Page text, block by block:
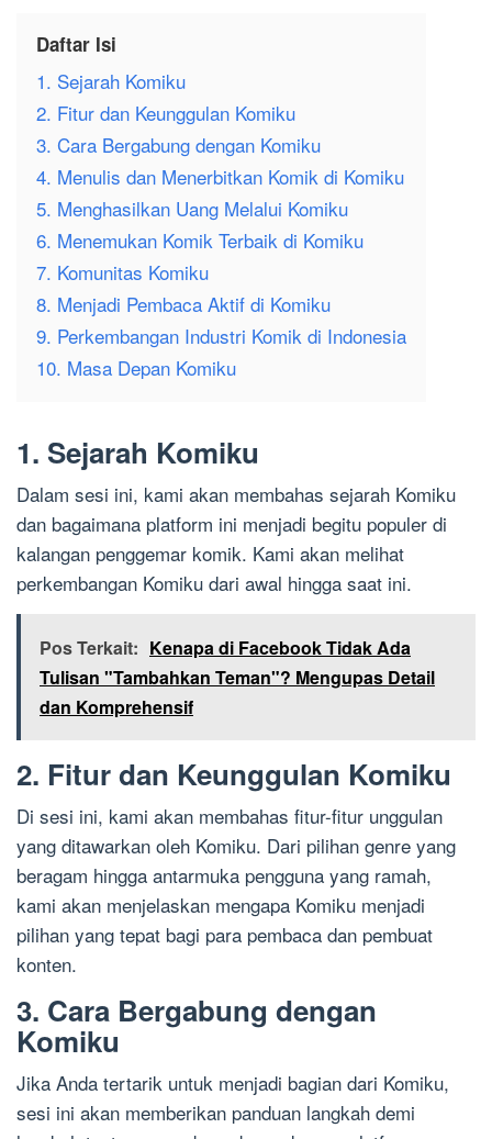
Daftar Isi
1. Sejarah Komiku
2. Fitur dan Keunggulan Komiku
3. Cara Bergabung dengan Komiku
4. Menulis dan Menerbitkan Komik di Komiku
5. Menghasilkan Uang Melalui Komiku
6. Menemukan Komik Terbaik di Komiku
7. Komunitas Komiku
8. Menjadi Pembaca Aktif di Komiku
9. Perkembangan Industri Komik di Indonesia
10. Masa Depan Komiku
1. Sejarah Komiku
Dalam sesi ini, kami akan membahas sejarah Komiku
dan bagaimana platform ini menjadi begitu populer di
kalangan penggemar komik. Kami akan melihat
perkembangan Komiku dari awal hingga saat ini.
Pos Terkait: Kenapa di Facebook Tidak Ada
Tulisan "Tambahkan Teman"? Mengupas Detail
dan Komprehensif
2. Fitur dan Keunggulan Komiku
Di sesi ini, kami akan membahas fitur-fitur unggulan
yang ditawarkan oleh Komiku. Dari pilihan genre yang
beragam hingga antarmuka pengguna yang ramah,
kami akan menjelaskan mengapa Komiku menjadi
pilihan yang tepat bagi para pembaca dan pembuat
konten.
3. Cara Bergabung dengan
Komiku
Jika Anda tertarik untuk menjadi bagian dari Komiku,
sesi ini akan memberikan panduan langkah demi